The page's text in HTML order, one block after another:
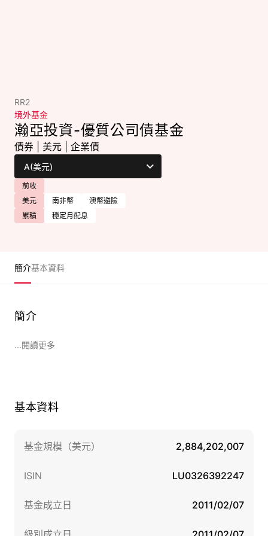
RR2
境外基金
瀚亞投資-優質公司債基金
債券 美元 企業債
前收
美元
南非幣
澳幣避險
累積
穩定月配息
簡介基本資料
簡介
...閱讀更多
基本資料
基金規模（美元） 2,884,202,007
ISIN LU0326392247
基金成立日 2011/02/07